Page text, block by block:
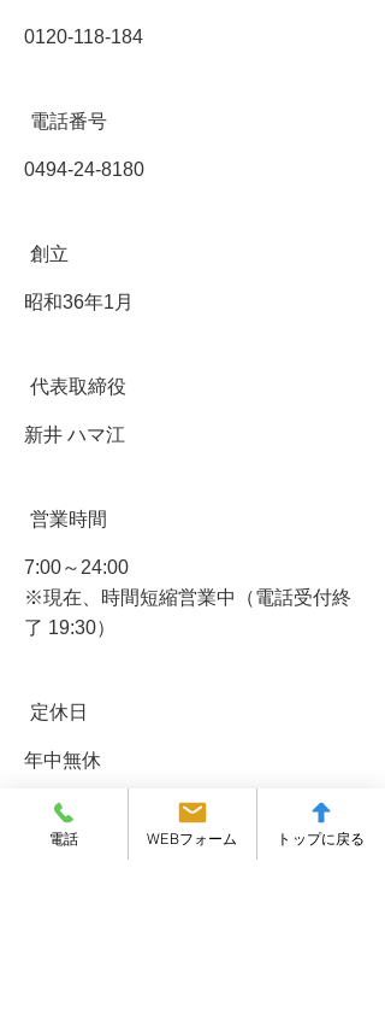
0120-118-184
電話番号
0494-24-8180
創立
昭和36年1月
代表取締役
新井 ハマ江
営業時間
7:00～24:00
​※現在、時間短縮営業中（電話受付終
了 19:30）
定休日
年中無休
アクセス
電話 WEBフォーム トップに戻る